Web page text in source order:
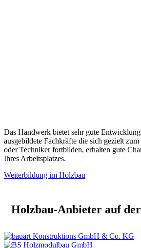
Das Handwerk bietet sehr gute
ausgebildete Fachkräfte die sich gezielt
oder Techniker fortbilden, erhalten gute
Ihres Arbeitsplatzes.
Weiterbildung im Holzbau
Holzbau-Anbieter auf